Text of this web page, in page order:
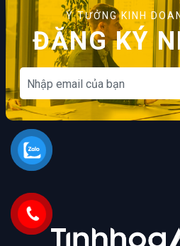
Ý TƯỞNG KINH
ĐĂNG KÝ